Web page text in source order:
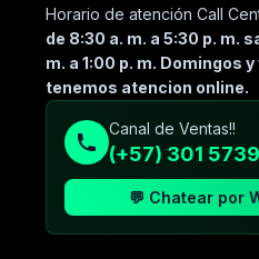
Horario de atención Call
de 8:30 a. m. a 5:30 p. m.
m. a 1:00 p. m. Domingos
tenemos atencion online.
Canal de Ventas!!
(+57) 301
💬 Chatear por